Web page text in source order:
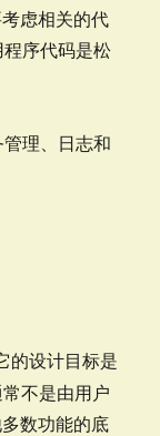
虑相关的代
序代码是松
理、日志和
的设计目标是
不是由用户
数功能的底